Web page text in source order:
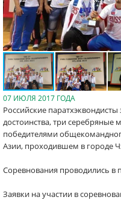
07 ИЮЛЯ 2017 ГОДА
Российские
достоинства, три серебряные
победителями
Азии, проходившем в городе
Соревнования проводились в
Заявки на участии в